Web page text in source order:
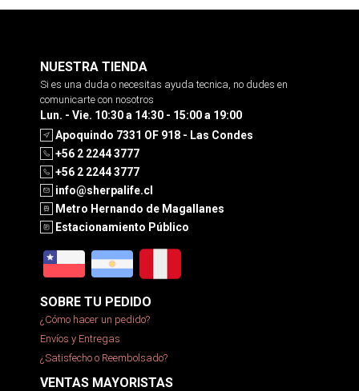
NUESTRA TIENDA
Si es una duda o necesitas ayuda tecnica, no dudes en
comunicarte con nosotros
Lun. - Vie. 10:30 a 14:30 - 15:00 a 19:00
Apoquindo 7331 OF 918 - Las Condes
+56 2 2244 3777
+56 2 2244 3777
info@sherpalife.cl
Metro Hernando de Magallanes
Estacionamiento Público
SOBRE TU PEDIDO
¿Cómo hacer un pedido?
Envíos y Entregas
¿Satisfecho o Reembolsado?
VENTAS MAYORISTAS